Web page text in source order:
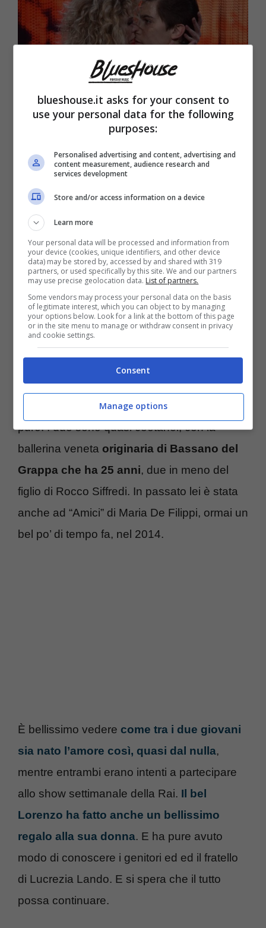
Il concorrente di “Ballando con le stelle”
andato ad abitare da Lucrezia Lando
partner di ballo nella trasmissione del sabato
sera di Rai Uno. E lo ha ammesso lui stesso
pochi giorni fa a “La volta buona” su Rai Uno.
A casa di lei si sta molto bene, meglio che
in albergo.
E questo lascia presagire ad un rapporto di
lunga durata, che si spera possa sfociare
anche in altro. Come ad esempio un
matrimonio e/o dei figli. Lei è bellissima e lui
pure. I due sono quasi coetanei, con la
ballerina veneta originaria di Bassano del
Grappa che ha 25 anni, due in meno del
figlio di Rocco Siffredi. In passato lei è stata
anche ad “Amici” di Maria De Filippi, ormai un
bel po’ di tempo fa, nel 2014.
È bellissimo vedere come tra i due giovani
sia nato l’amore così, quasi dal nulla,
mentre entrambi erano intenti a partecipare
allo show settimanale della Rai. Il bel
Lorenzo ha fatto anche un bellissimo
regalo alla sua donna. E ha pure avuto
modo di conoscere i genitori ed ed il fratello
di Lucrezia Lando. E si spera che il tutto
possa continuare.
blueshouse.it asks for your consent to
use your personal data for the following
purposes:
Personalised advertising and content, advertising and
content measurement, audience research and
services development
Store and/or access information on a device
Learn more
Your personal data will be processed and information from
your device (cookies, unique identifiers, and other device
data) may be stored by, accessed by and shared with 319
partners, or used specifically by this site. We and our partners
may use precise geolocation data. List of partners.
Some vendors may process your personal data on the basis
of legitimate interest, which you can object to by managing
your options below. Look for a link at the bottom of this page
or in the site menu to manage or withdraw consent in privacy
and cookie settings.
Consent
Manage options